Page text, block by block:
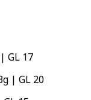
GL 17
| GL 20